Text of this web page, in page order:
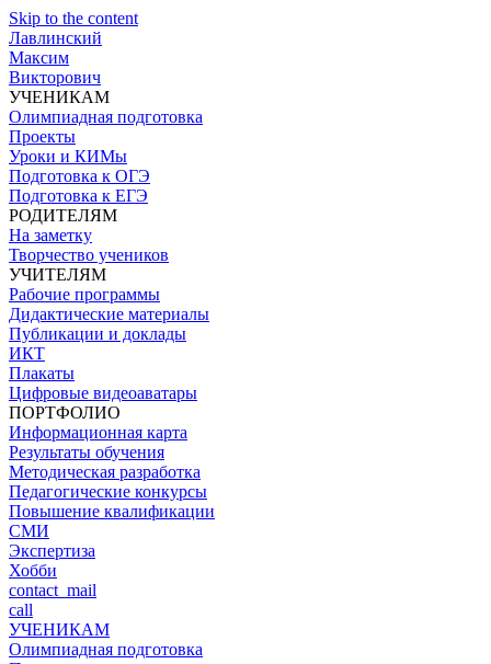
Skip to the content
Лавлинский
Максим
Викторович
УЧЕНИКАМ
Олимпиадная подготовка
Проекты
Уроки и КИМы
Подготовка к ОГЭ
Подготовка к ЕГЭ
РОДИТЕЛЯМ
На заметку
Творчество учеников
УЧИТЕЛЯМ
Рабочие программы
Дидактические материалы
Публикации и доклады
ИКТ
Плакаты
Цифровые видеоаватары
ПОРТФОЛИО
Информационная карта
Результаты обучения
Методическая разработка
Педагогические конкурсы
Повышение квалификации
СМИ
Экспертиза
Хобби
contact_mail
call
УЧЕНИКАМ
Олимпиадная подготовка